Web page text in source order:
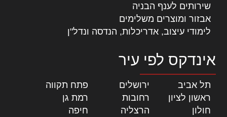
שירותים לענף הבניה
אבזור ומוצרים משלימים
לימודי עיצוב, אדריכלות, הנדסה ונדל"ן
אינדקס לפי עיר
תל אביב ירושלים פתח תקווה
ראשון לציון
רחובות רמת גן
חולון
הרצליה חיפה